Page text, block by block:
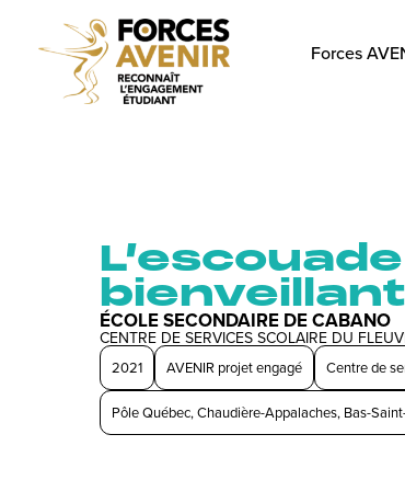
Forces
L’escouade
ÉCOLE SECONDAIRE DE CABANO
CENTRE DE SERVICES SCOLAIRE DU
2021 AVENIR projet engagé Centre de
Pôle Québec, Chaudière-Appalaches, Bas-